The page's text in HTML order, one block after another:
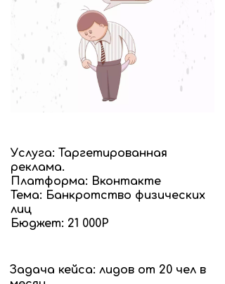
Услуга: Таргетированная
реклама.
Платформа: Вконтакте
Тема: Банкротство физических
лиц
Бюджет: 21 000Р
Задача кейса: лидов от 20 чел в